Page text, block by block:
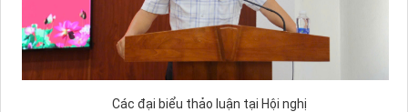
Các đại biểu thảo luận tại Hội nghị